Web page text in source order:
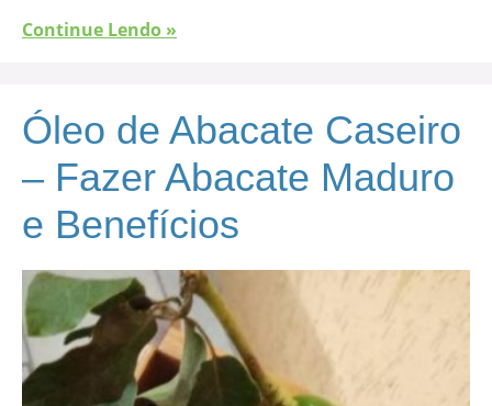
Continue Lendo »
Óleo de Abacate Caseiro
– Fazer Abacate Maduro
e Benefícios